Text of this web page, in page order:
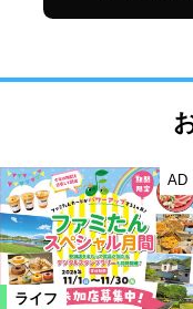
ライフ
AD